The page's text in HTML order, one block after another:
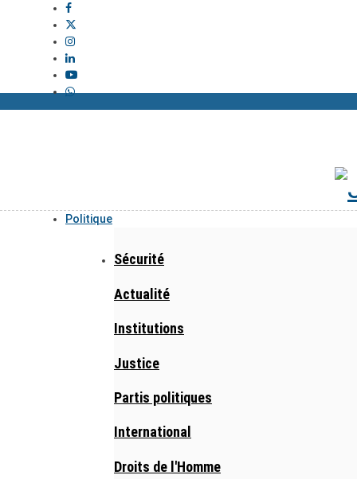
Politique
Sécurité
Actualité
Institutions
Justice
Partis politiques
International
Droits de l'Homme